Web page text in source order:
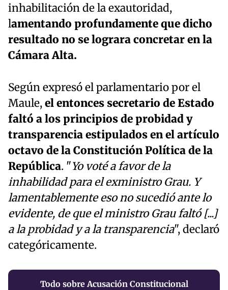
inhabilitación de la exautoridad,
lamentando profundamente que dicho
resultado no se lograra concretar en la
Cámara Alta.
Según expresó el parlamentario por el
Maule,el entonces secretario de Estado
faltó a los principios de probidad y
transparencia estipulados en el artículo
octavo de la Constitución Política de la
República. "Yo voté a favor de la
inhabilidad para el exministro Grau. Y
lamentablemente eso no sucedió ante lo
evidente, de que el ministro Grau faltó [...]
a la probidad y a la transparencia", declaró
categóricamente.
Todo sobre Acusación Constitucional